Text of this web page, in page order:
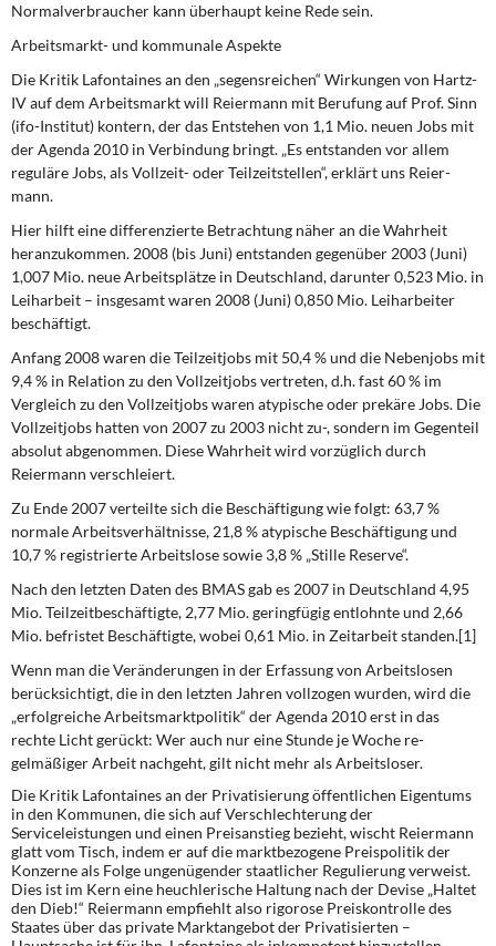
Normalverbraucher kann überhaupt keine Rede sein.
Arbeitsmarkt- und kommunale Aspekte
Die Kritik Lafontaines an den „segensreichen“ Wirkungen von Hartz-
IV auf dem Ar­beitsmarkt will Reiermann mit Berufung auf Prof. Sinn
(ifo-Institut) kontern, der das Ent­stehen von 1,1 Mio. neuen Jobs mit
der Agenda 2010 in Verbindung bringt. „Es ent­standen vor allem
reguläre Jobs, als Vollzeit- oder Teilzeitstellen“, erklärt uns Reier­
mann.
Hier hilft eine differenzierte Betrachtung näher an die Wahrheit
heranzukommen. 2008 (bis Juni) entstanden gegenüber 2003 (Juni)
1,007 Mio. neue Arbeitsplätze in Deutsch­land, darunter 0,523 Mio. in
Leiharbeit – insgesamt waren 2008 (Juni) 0,850 Mio. Leih­arbeiter
beschäftigt.
Anfang 2008 waren die Teilzeitjobs mit 50,4 % und die Nebenjobs mit
9,4 % in Relation zu den Vollzeitjobs vertreten, d.h. fast 60 % im
Vergleich zu den Vollzeitjobs waren aty­pische oder prekäre Jobs. Die
Vollzeitjobs hatten von 2007 zu 2003 nicht zu-, sondern im Gegenteil
absolut abgenommen. Diese Wahrheit wird vorzüglich durch
Reiermann verschleiert.
Zu Ende 2007 verteilte sich die Beschäftigung wie folgt: 63,7 %
normale Arbeitsverhält­nisse, 21,8 % atypische Beschäftigung und
10,7 % registrierte Arbeitslose sowie 3,8 % „Stille Reserve“.
Nach den letzten Daten des BMAS gab es 2007 in Deutschland 4,95
Mio. Teilzeitbe­schäftigte, 2,77 Mio. geringfügig entlohnte und 2,66
Mio. befristet Beschäftigte, wobei 0,61 Mio. in Zeitarbeit standen.[1]
Wenn man die Veränderungen in der Erfassung von Arbeitslosen
berücksichtigt, die in den letzten Jahren vollzogen wurden, wird die
„erfolgreiche Arbeitsmarktpolitik“ der A­genda 2010 erst in das
rechte Licht gerückt: Wer auch nur eine Stunde je Woche re­
gelmäßiger Arbeit nachgeht, gilt nicht mehr als Arbeitsloser.
Die Kritik Lafontaines an der Privatisierung öffentlichen Eigentums
in den Kommunen, die sich auf Verschlechterung der
Serviceleistungen und einen Preisanstieg bezieht, wischt Reiermann
glatt vom Tisch, indem er auf die marktbezogene Preispolitik der
Konzerne als Folge ungenügender staatlicher Regulierung verweist.
Dies ist im Kern eine heuchlerische Haltung nach der Devise „Haltet
den Dieb!“ Reiermann empfiehlt also rigorose Preiskontrolle des
Staates über das private Marktangebot der Privatisier­ten –